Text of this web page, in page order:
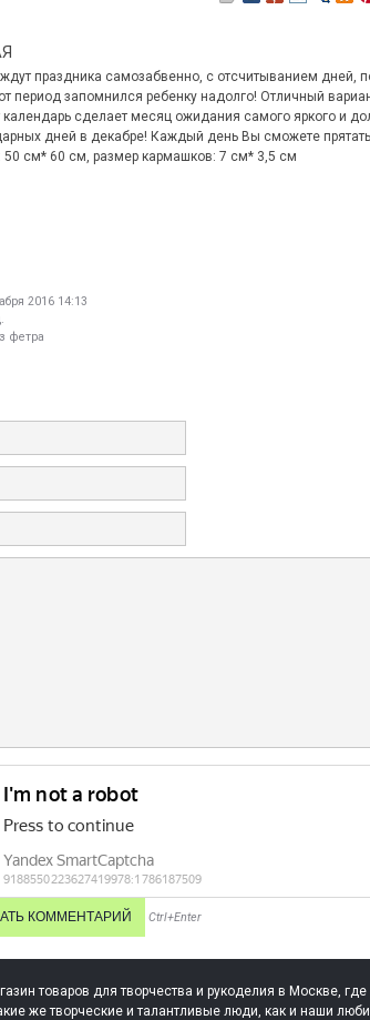
праздника самозабвенно, с отсчитыванием
период запомнился ребенку надолго! Отличный
календарь сделает месяц ожидания самого яркого и
дней в декабре! Каждый день Вы сможете
см* 60 см, размер кармашков: 7 см* 3,5 см
2016 14:13
фетра
Ctrl+Enter
товаров для творчества и рукоделия в Москве, где
же творческие и талантливые люди, как и наши